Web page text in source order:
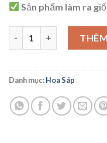
Sản phẩm làm ra
Danh mục:Hoa Sáp